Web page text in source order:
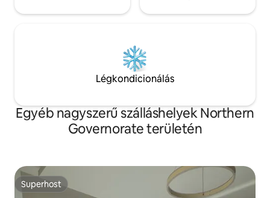
Légkondicionálás
Egyéb nagyszerű szálláshelyek Northern
Governorate területén
Superhost
Superhost